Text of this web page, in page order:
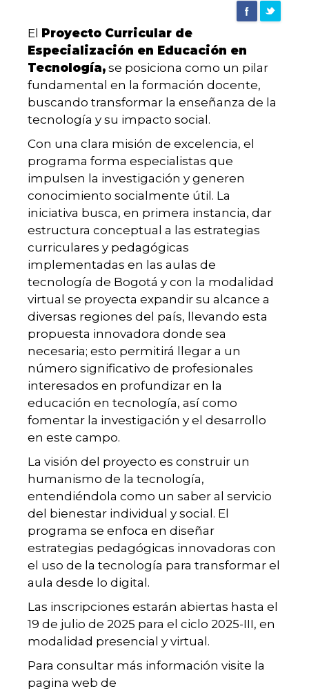
El
Proyecto Curricular de
Especialización en Educación en
Tecnología, se posiciona como un pilar
fundamental en la formación docente,
buscando transformar la enseñanza de la
tecnología y su impacto social.
Con una clara misión de excelencia, el
programa forma especialistas que
impulsen la investigación y generen
conocimiento socialmente útil. La
iniciativa busca, en primera instancia, dar
estructura conceptual a las estrategias
curriculares y pedagógicas
implementadas en las aulas de
tecnología de Bogotá y con la modalidad
virtual se proyecta expandir su alcance a
diversas regiones del país, llevando esta
propuesta innovadora donde sea
necesaria; esto permitirá llegar a un
número significativo de profesionales
interesados en profundizar en la
educación en tecnología, así como
fomentar la investigación y el desarrollo
en este campo.
La visión del proyecto es construir un
humanismo de la tecnología,
entendiéndola como un saber al servicio
del bienestar individual y social. El
programa se enfoca en diseñar
estrategias pedagógicas innovadoras con
el uso de la tecnología para transformar el
aula desde lo digital.
Las inscripciones estarán abiertas hasta el
19 de julio de 2025 para el ciclo 2025-III, en
modalidad presencial y virtual.
Para consultar más información visite la
pagina web de